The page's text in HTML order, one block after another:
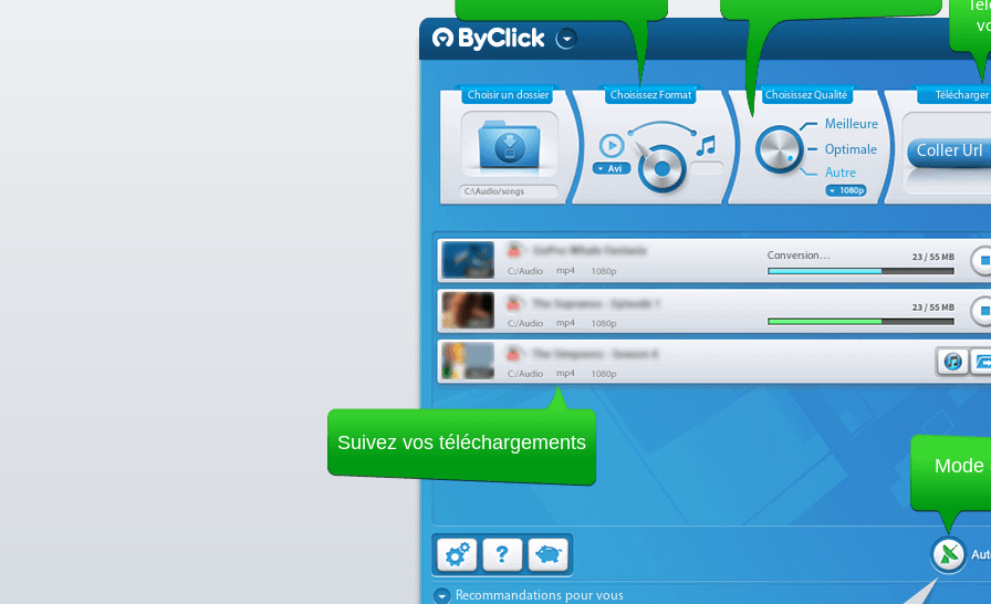
Choisir un dossier Choisissez Format Choisissez Qualité
Meilleure
Optimale
Autre
Conversion…
Télécharger
Coller Url
Recommandations pour vous
Suivez vos téléchargements
Mode